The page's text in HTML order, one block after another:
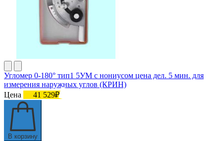
Угломер 0-180° тип1 5УМ с нониусом цена дел. 5 мин. для
измерения наружных углов (КРИН)
Цена
41 529₽
В корзину